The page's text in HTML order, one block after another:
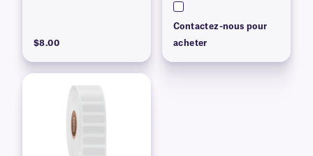
$8.00
Contactez-nous pour
acheter